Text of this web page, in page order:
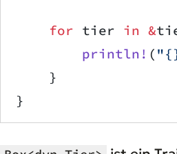
    for
tier in &
        println!
(
    }
}